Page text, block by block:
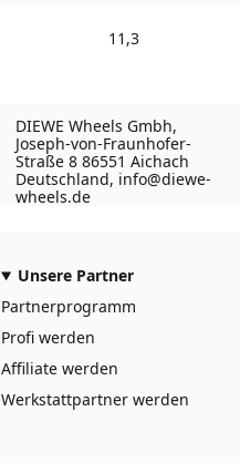
11,3
DIEWE Wheels Gmbh,
Joseph-von-Fraunhofer-
Straße 8 86551 Aichach
Deutschland, info@diewe-
wheels.de
Unsere Partner
Partnerprogramm
Profi werden
Affiliate werden
Werkstattpartner werden